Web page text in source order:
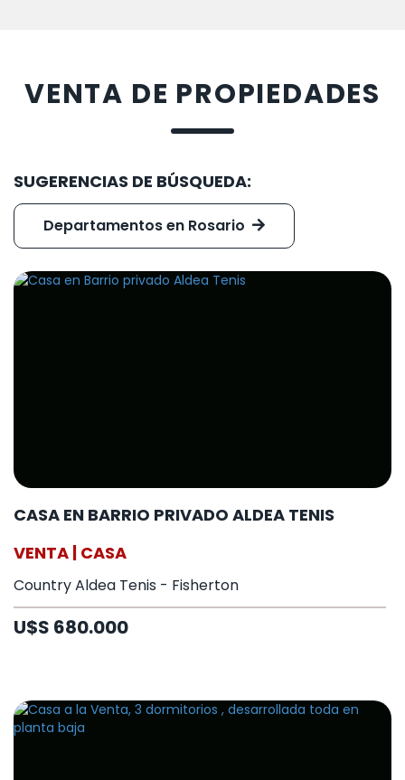
VENTA DE PROPIEDADES
SUGERENCIAS DE BÚSQUEDA:
Departamentos en Rosario
CASA EN BARRIO PRIVADO ALDEA TENIS
VENTA | CASA
Country Aldea Tenis - Fisherton
U$S 680.000